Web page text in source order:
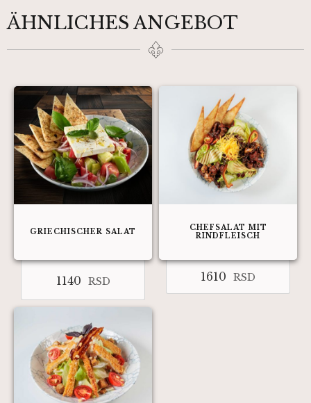
ÄHNLICHES ANGEBOT
GRIECHISCHER SALAT
1140 RSD
CHEFSALAT MIT
RINDFLEISCH
1610 RSD